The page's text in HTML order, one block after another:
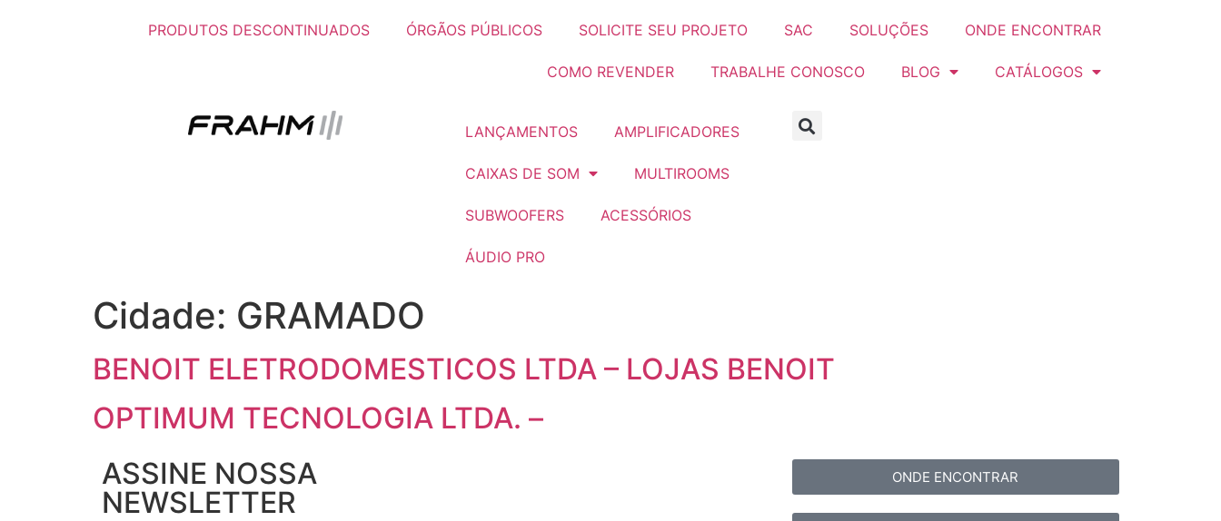
PRODUTOS DESCONTINUADOS ÓRGÃOS PÚBLICOS SOLICITE SEU PROJETO SAC SOLUÇÕES ONDE ENCONTRAR
COMO REVENDER TRABALHE CONOSCO BLOG CATÁLOGOS
LANÇAMENTOS AMPLIFICADORES
CAIXAS DE SOM MULTIROOMS
SUBWOOFERS ACESSÓRIOS
ÁUDIO PRO
Cidade: GRAMADO
BENOIT ELETRODOMESTICOS LTDA – LOJAS BENOIT
OPTIMUM TECNOLOGIA LTDA. –
ASSINE NOSSA
NEWSLETTER
ONDE ENCONTRAR